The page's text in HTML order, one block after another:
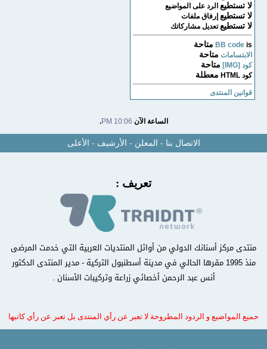
لا تستطيعالرد على المواضيع
لا تستطيعإرفاق ملفات
لا تستطيعتعديل مشاركاتك
BB codeis متاحة
الابتسامات متاحة
كود [IMG] متاحة
كود HTML معطلة
قوانين المنتدى
الساعة الآن10:06 PM
.
الاتصال بنا-المعلن-الأرشيف -الأعلى
تعريف :
منتدى مركز أسنانك الدولي من أوائل المنتديات العربية التي خدمت المرضى
منذ 1995 مقرها الحالي في مدينة أسطنبول التركية - مدير المنتدى الدكتور
أنس عبد الرحمن أخصائي زراعة وتركيبات الأسنان .
جميع المواضيع و الردود المطروحة لا تعبر عن رأي المنتدى بل تعبر عن رأي كاتبها